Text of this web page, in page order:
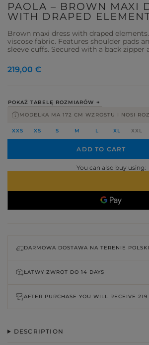
PAOLA – BROWN MAXI
WITH DRAPED
Brown maxi dress with draped
viscose fabric. Features shoulder pads
sleeve cuffs. Secured with a back zipper
POKAŻ TABELĘ ROZMIARÓW
MODELKA MA 172 CM WZROSTU I NOSI
XXS XS S M L XL XXL
ADD TO CART
You can also buy using:
219,00 €
DARMOWA DOSTAWA NA TERENIE POLSKI
ŁATWY ZWROT DO 14 DAYS
AFTER PURCHASE YOU WILL RECEIVE 219
DESCRIPTION